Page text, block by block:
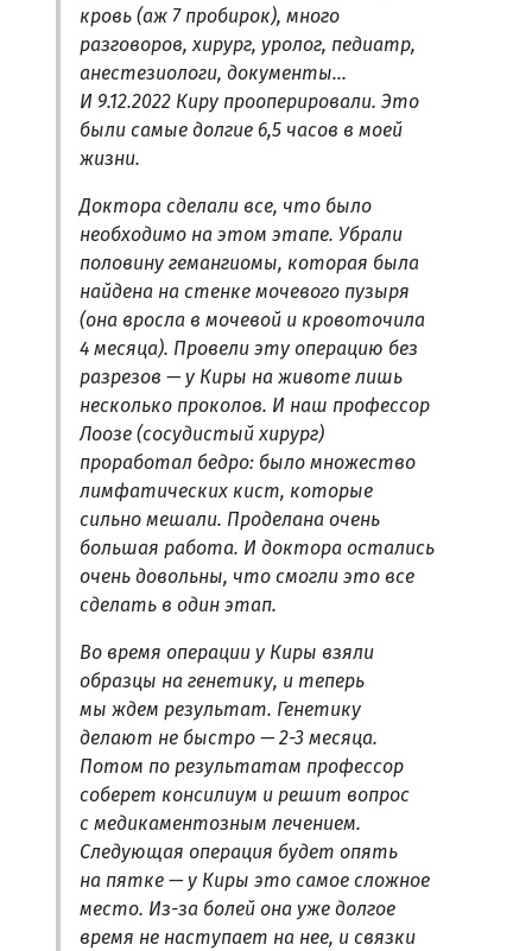
кровь (аж 7 пробирок), много
разговоров, хирург, уролог, педиатр,
анестезиологи, документы...
И 9.12.2022 Киру прооперировали. Это
были самые долгие 6,5 часов в моей
жизни.
Доктора сделали все, что было
необходимо на этом этапе. Убрали
половину гемангиомы, которая была
найдена на стенке мочевого пузыря
(она вросла в мочевой и кровоточила
4 месяца). Провели эту операцию без
разрезов — у Киры на животе лишь
несколько проколов. И наш профессор
Лоозе (сосудистый хирург)
проработал бедро: было множество
лимфатических кист, которые
сильно мешали. Проделана очень
большая работа. И доктора остались
очень довольны, что смогли это все
сделать в один этап.
Во время операции у Киры взяли
образцы на генетику, и теперь
мы ждем результат. Генетику
делают не быстро — 2-3 месяца.
Потом по результатам профессор
соберет консилиум и решит вопрос
с медикаментозным лечением.
Следующая операция будет опять
на пятке — у Киры это самое сложное
место. Из-за болей она уже долгое
время не наступает на нее, и связки